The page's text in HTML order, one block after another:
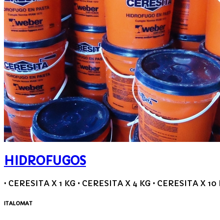
HIDROFUGOS
• CERESITA X 1 KG • CERESITA X 4 KG • CERESITA X
ITALOMAT